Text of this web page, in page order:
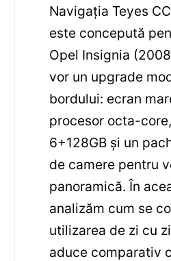
Navigația Teyes
este concepută
Opel Insignia
vor un upgrade
bordului: ecran
procesor octa-
6+128GB și un
de camere pentru
panoramică. În
analizăm cum se
utilizarea de zi cu
aduce comparativ